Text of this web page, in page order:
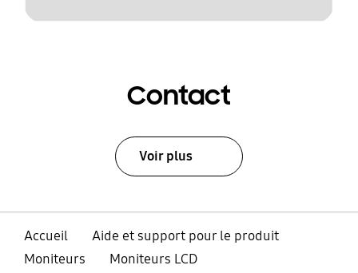
Contact
Voir plus
Accueil
Aide et support pour le produit
Moniteurs
Moniteurs LCD